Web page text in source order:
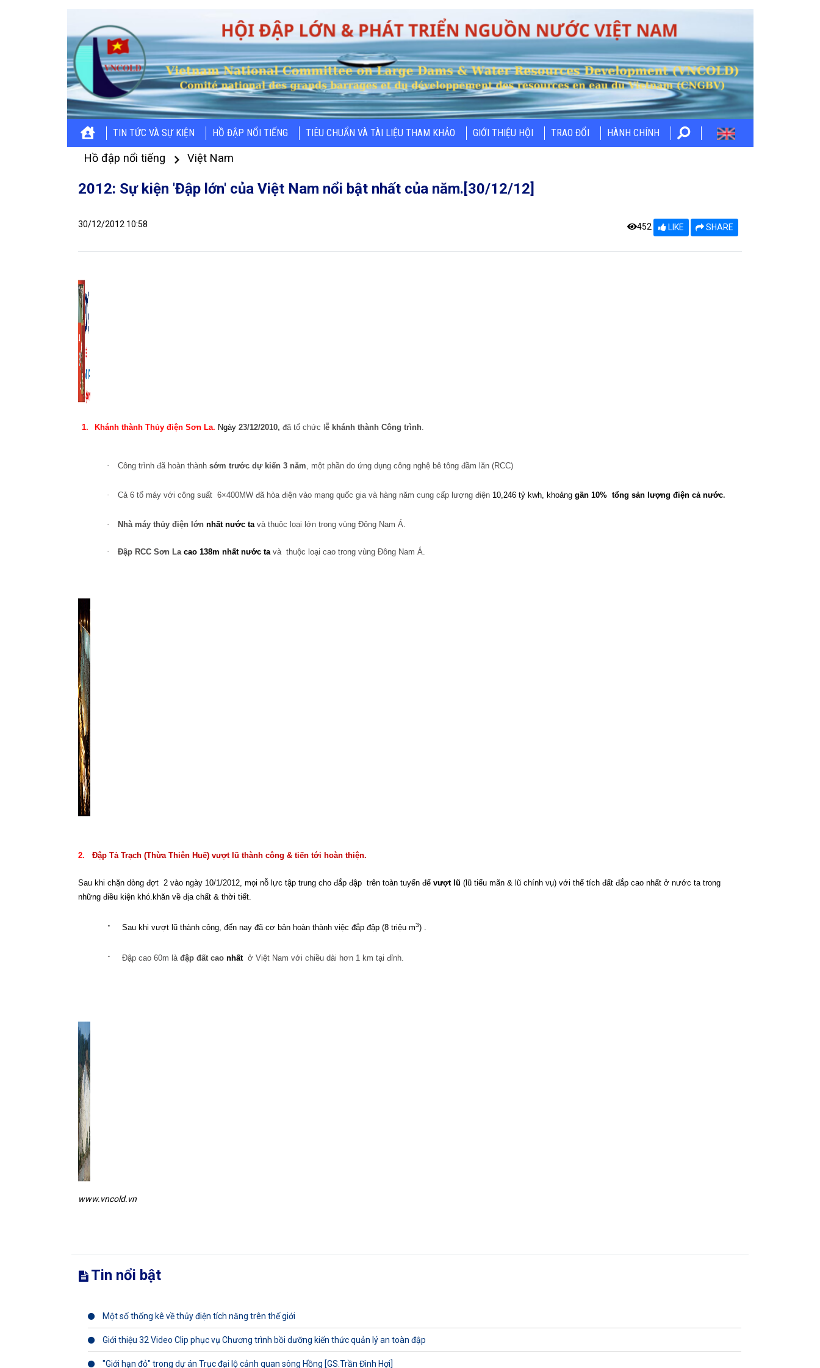
TIN TỨC VÀ SỰ KIỆN HỒ ĐẬP NỔI TIẾNG TIÊU CHUẨN VÀ TÀI LIỆU THAM KHẢO GIỚI THIỆU HỘI TRAO ĐỔI HÀNH CHÍNH
Hồ đập nổi tiếng Việt Nam
2012: Sự kiện 'Đập lớn' của Việt Nam nổi bật nhất của năm.[30/12/12]
30/12/2012 10:58 452 LIKE SHARE
1. Khánh thành Thủy điện Sơn La. Ngày 23/12/2010, đã tổ chức l ễ khánh thành Công trình.
· Công trình đã hoàn thànhsớm trước dự kiến 3 năm, một phần do ứng dụng công nghệ bê tông đầm lăn (RCC)
· Cả 6 tổ máy với công suất 6×400MW đã hòa điện vào mạng quốc gia và hàng năm cung cấp lượng điện 10,246 tỷ kwh, khoảnggần 10% tổng sản lượng điện cả nước.
· Nhà máy thủy điện lớn nhất nước tavà thuộc loại lớn trong vùng Đông Nam Á.
· Đập RCC Sơn Lacao 138m nhất nước tavà thuộc loại cao trong vùng Đông Nam Á.
2. Đập Tả Trạch (Thừa Thiên Huế) vượt lũ thành công & tiến tới hoàn thiện.
Sau khi chặn dòng đợt 2 vào ngày 10/1/2012, mọi nỗ lực tập trung cho đắp đập trên toàn tuyến để vượt lũ (lũ tiểu mãn & lũ chính vụ) với thể tích đất đắp cao nhất ở nước ta trong
những điều kiện khó.khăn về địa chất & thời tiết.
· Sau khi vượt lũ thành công, đến nay đã cơ bản hoàn thành việc đắp đập (8 triệu m3) .
· Đập cao 60m làđập đất caonhất ở Việt Nam với chiều dài hơn 1 km tại đỉnh.
www.vncold.vn
Tin nổi bật
Một số thống kê về thủy điện tích năng trên thế giới
Giới thiệu 32 Video Clip phục vụ Chương trình bồi dưỡng kiến thức quản lý an toàn đập
"Giới hạn đỏ" trong dự án Trục đại lộ cảnh quan sông Hồng [GS.Trần Đình Hợi]